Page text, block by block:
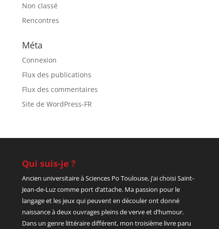
Non classé
Rencontres
Méta
Connexion
Flux des publications
Flux des commentaires
Site de WordPress-FR
Qui suis-je ?
Ancien universitaire à Sciences Po Toulouse, j’ai choisi Saint-
Jean-de-Luz comme port d’attache. Ma passion pour le
langage et les jeux qui peuvent en découler ont donné
naissance à deux ouvrages pleins de verve et d’humour.
Dans un genre littéraire différent, mon troisième livre paru